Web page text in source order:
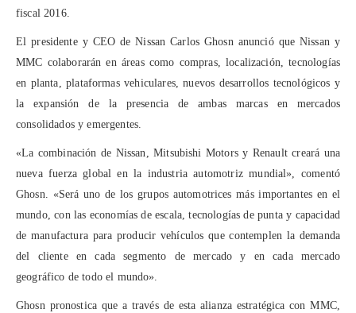
fiscal 2016.
El presidente y CEO de Nissan Carlos Ghosn anunció que Nissan y
MMC colaborarán en áreas como compras, localización, tecnologías
en planta, plataformas vehiculares, nuevos desarrollos tecnológicos y
la expansión de la presencia de ambas marcas en mercados
consolidados y emergentes.
«La combinación de Nissan, Mitsubishi Motors y Renault creará una
nueva fuerza global en la industria automotriz mundial», comentó
Ghosn. «Será uno de los grupos automotrices más importantes en el
mundo, con las economías de escala, tecnologías de punta y capacidad
de manufactura para producir vehículos que contemplen la demanda
del cliente en cada segmento de mercado y en cada mercado
geográfico de todo el mundo».
Ghosn pronostica que a través de esta alianza estratégica con MMC,